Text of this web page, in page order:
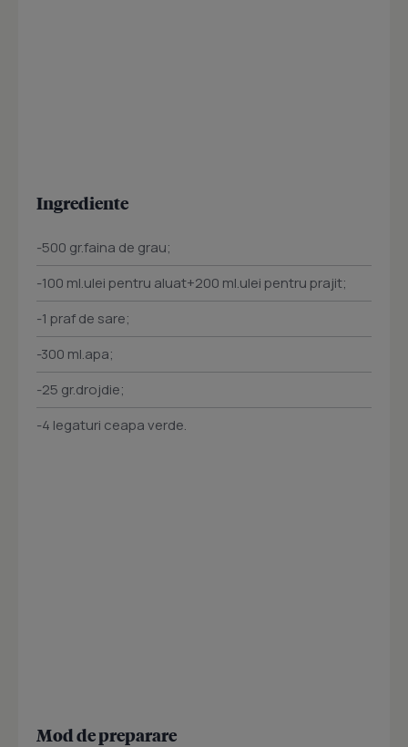
Ingrediente
-500 gr.faina de grau;
-100 ml.ulei pentru aluat+200 ml.ulei pentru prajit;
-1 praf de sare;
-300 ml.apa;
-25 gr.drojdie;
-4 legaturi ceapa verde.
Mod de preparare